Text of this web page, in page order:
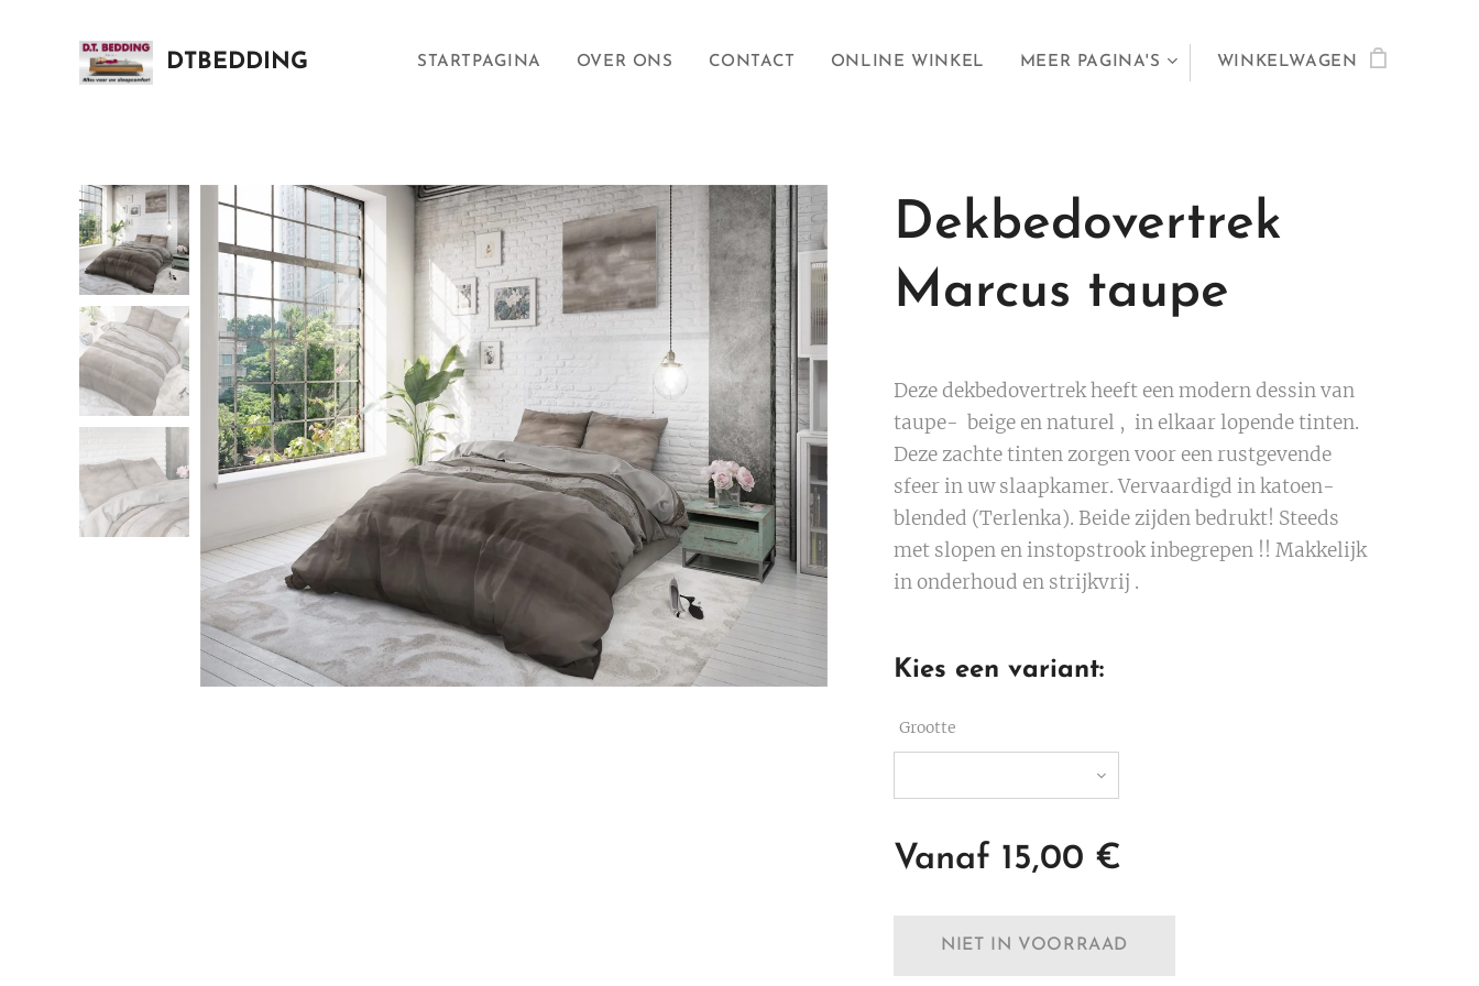
DTBEDDING STARTPAGINA OVER ONS CONTACT ONLINE WINKEL MEER PAGINA'S WINKELWAGEN
Dekbedovertrek
Marcus taupe
Deze dekbedovertrek heeft een modern dessin van
taupe- beige en naturel , in elkaar lopende tinten.
Deze zachte tinten zorgen voor een rustgevende
sfeer in uw slaapkamer. Vervaardigd in katoen-
blended (Terlenka). Beide zijden bedrukt! Steeds
met slopen en instopstrook inbegrepen !! Makkelijk
in onderhoud en strijkvrij .
Kies een variant:
Grootte
Vanaf 15,00 €
NIET IN VOORRAAD